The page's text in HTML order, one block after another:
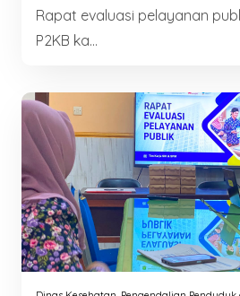
Rapat evaluasi pelayanan
P2KB ka...